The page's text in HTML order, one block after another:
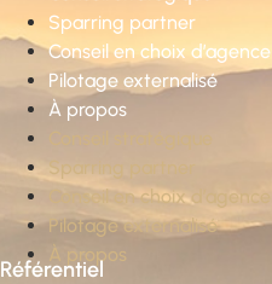
Sparring partner
Conseil en choix d’agence
Pilotage externalisé
À propos
Conseil stratégique
Sparring partner
Conseil en choix d’agence
Pilotage externalisé
À propos
Référentiel